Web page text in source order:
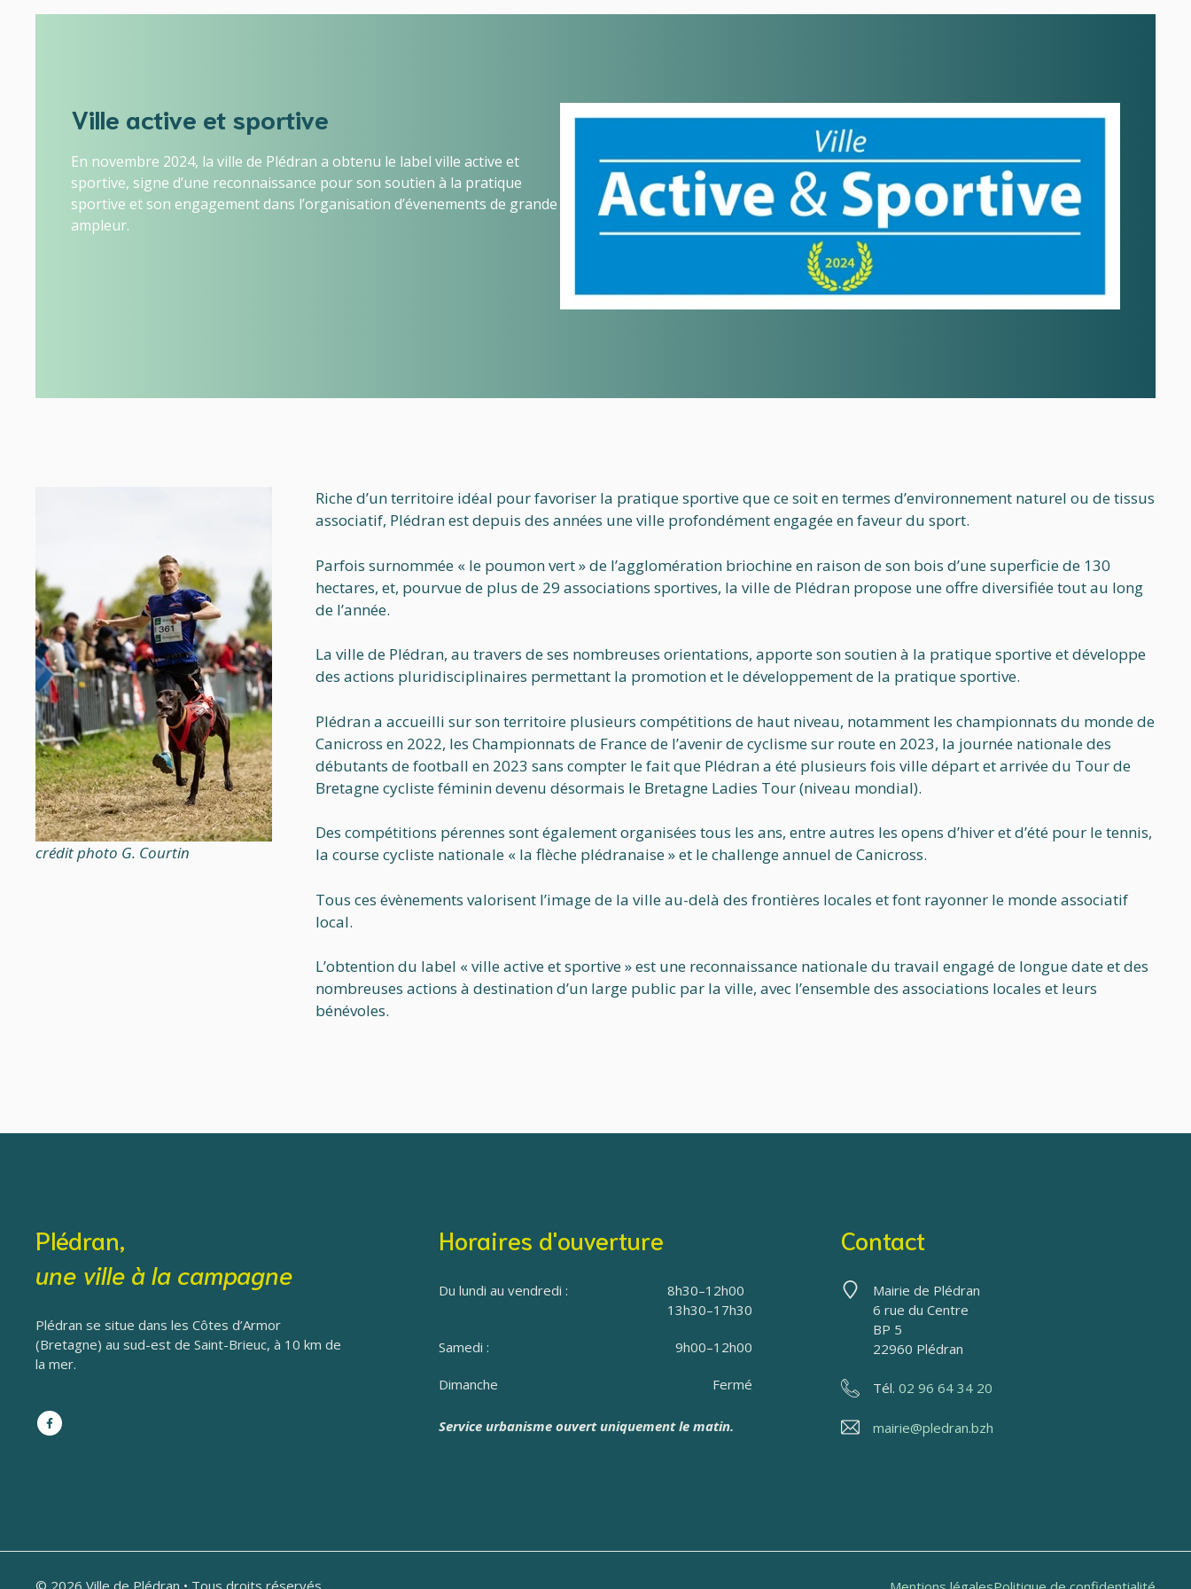
Ville active et sportive
En novembre 2024, la ville de Plédran a obtenu le label ville active et
sportive, signe d’une reconnaissance pour son soutien à la pratique
sportive et son engagement dans l’organisation d’évenements de grande
ampleur.
crédit photo G. Courtin
Riche d’un territoire idéal pour favoriser la pratique sportive que ce soit en termes d’environnement naturel ou de tissus
associatif, Plédran est depuis des années une ville profondément engagée en faveur du sport.
Parfois surnommée « le poumon vert » de l’agglomération briochine en raison de son bois d’une superficie de 130
hectares, et, pourvue de plus de 29 associations sportives, la ville de Plédran propose une offre diversifiée tout au long
de l’année.
La ville de Plédran, au travers de ses nombreuses orientations, apporte son soutien à la pratique sportive et développe
des actions pluridisciplinaires permettant la promotion et le développement de la pratique sportive.
Plédran a accueilli sur son territoire plusieurs compétitions de haut niveau, notamment les championnats du monde de
Canicross en 2022, les Championnats de France de l’avenir de cyclisme sur route en 2023, la journée nationale des
débutants de football en 2023 sans compter le fait que Plédran a été plusieurs fois ville départ et arrivée du Tour de
Bretagne cycliste féminin devenu désormais le Bretagne Ladies Tour (niveau mondial).
Des compétitions pérennes sont également organisées tous les ans, entre autres les opens d’hiver et d’été pour le tennis,
la course cycliste nationale « la flèche plédranaise » et le challenge annuel de Canicross.
Tous ces évènements valorisent l’image de la ville au-delà des frontières locales et font rayonner le monde associatif
local.
L’obtention du label « ville active et sportive » est une reconnaissance nationale du travail engagé de longue date et des
nombreuses actions à destination d’un large public par la ville, avec l’ensemble des associations locales et leurs
bénévoles.
Plédran,
une ville à la campagne
Plédran se situe dans les Côtes d’Armor
(Bretagne) au sud-est de Saint-Brieuc, à 10 km de
la mer.
Horaires d'ouverture
Du lundi au vendredi :
8h30–12h00
13h30–17h30
Samedi : 9h00–12h00
Dimanche Fermé
Service urbanisme ouvert uniquement le matin.
Contact
Mairie de Plédran
6 rue du Centre
BP 5
22960 Plédran
Tél.02 96 64 34 20
mairie@pledran.bzh